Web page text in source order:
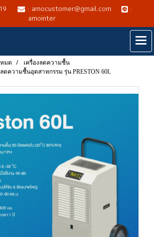
: amocustomer@gmail.com :
amointer
มด
เครื่องลดความชื้น
ลดความชื้นอุตสาหกรรม รุ่น PRESTON 60L